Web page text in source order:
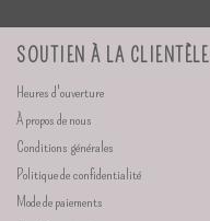
SOUTIEN À LA CLIENTÈLE
Heures d'ouverture
À propos de nous
Conditions générales
Politique de confidentialité
Mode de paiements